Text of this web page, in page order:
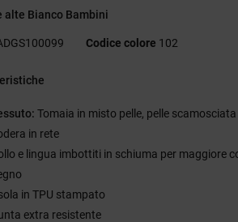
alte Bianco Bambini
Codice colore 102
Tomaia in misto pelle, pelle
in rete
e lingua imbottiti in schiuma per maggiore
in TPU stampato
extra resistente